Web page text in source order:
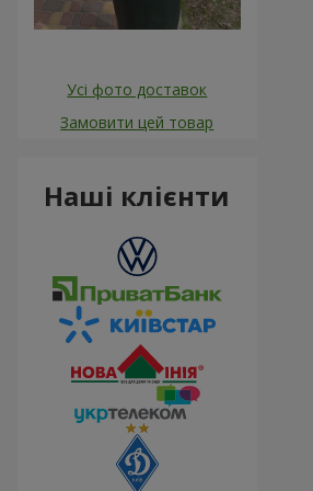
Усі фото доставок
Замовити цей товар
Наші клієнти